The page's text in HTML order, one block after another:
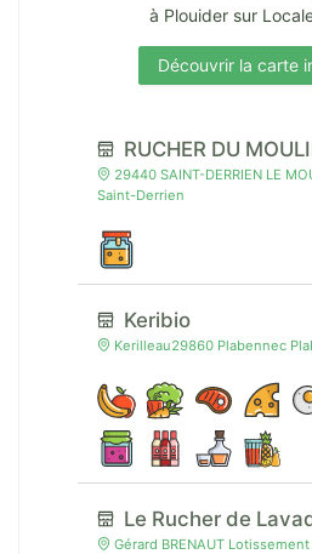
à Plouider sur
Découvrir la carte
29440 SAINT-DERRIEN LE
Saint-Derrien
Keribio
Kerilleau29860 Plabennec
Le Rucher de
Gérard BRENAUT